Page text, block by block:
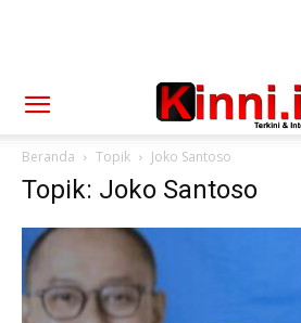
Beranda Topik Joko Santoso
Topik: Joko Santoso